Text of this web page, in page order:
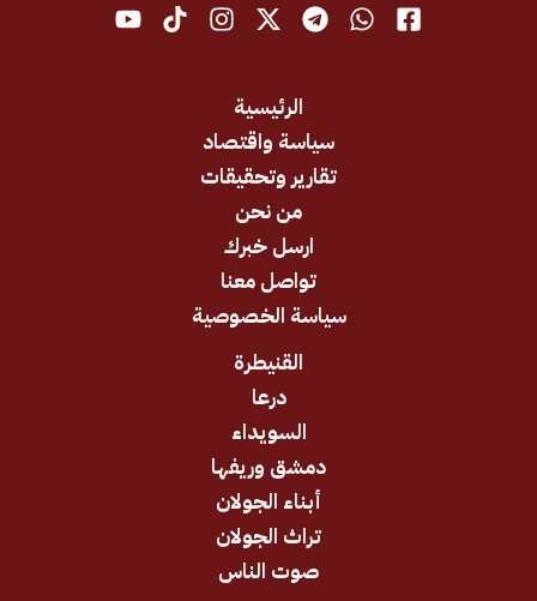
سياسة واقتصاد
تقارير وتحقيقات
ارسل خبرك
تواصل معنا
سياسة الخصوصية
دمشق وريفها
أبناء الجولان
تراث الجولان
صوت الناس